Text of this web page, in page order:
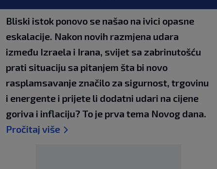
Bliski istok ponovo se našao na ivici opasne
eskalacije. Nakon novih razmjena udara
između Izraela i Irana, svijet sa zabrinutošću
prati situaciju sa pitanjem šta bi novo
rasplamsavanje značilo za sigurnost, trgovinu
i energente i prijete li dodatni udari na cijene
goriva i inflaciju? To je prva tema Novog dana.
Pročitaj više